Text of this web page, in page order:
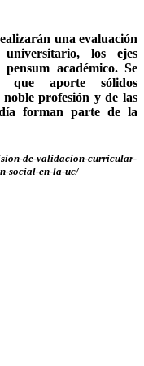
una evaluación
los ejes
académico. Se
que aporte sólidos
noble profesión y de las
forman parte de la
de-validacion-curricular-
social-en-la-uc/